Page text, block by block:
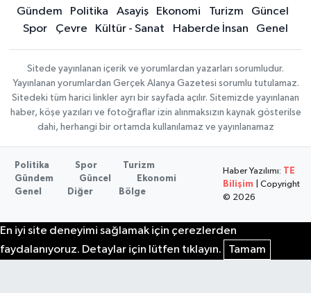
Gündem Politika Asayiş Ekonomi Turizm
Güncel
Spor
Çevre Kültür - Sanat Haberde İnsan Genel
Sitede yayınlanan içerik ve yorumlardan yazarları sorumludur.
Yayınlanan yorumlardan Gerçek Alanya Gazetesi sorumlu tutulamaz.
Sitedeki tüm harici linkler ayrı bir sayfada açılır. Sitemizde yayınlanan
haber, köşe yazıları ve fotoğraflar izin alınmaksızın kaynak gösterilse
dahi, herhangi bir ortamda kullanılamaz ve yayınlanamaz
Politika Spor
Turizm
Gündem
Güncel
Ekonomi
Genel
Diğer Bölge
Haber Yazılımı:
TE
Bilişim | Copyright
© 2026
En iyi site deneyimi sağlamak için çerezlerden
faydalanıyoruz. Detaylar için lütfen tıklayın.
Tamam